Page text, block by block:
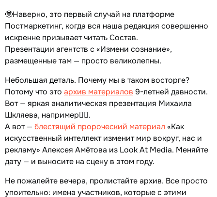
🤓Наверно, это первый случай на платформе
Постмаркетинг, когда вся наша редакция совершенно
искренне призывает читать Состав.
Презентации агентств с «Измени сознание»,
размещенные там — просто великолепны.
Небольшая деталь. Почему мы в таком восторге?
Потому что это архив материалов 9-летней давности.
Вот — яркая аналитическая презентация Михаила
Шкляева, например☝🏻.
А вот — блестящий пророческий материал «Как
искусственный интеллект изменит мир вокруг, нас и
рекламу» Алексея Амётова из Look At Media. Меняйте
дату — и выносите на сцену в этом году.
Не пожалейте вечера, пролистайте архив. Все просто
упоительно: имена участников, которые с этими